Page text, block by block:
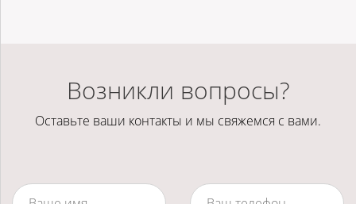
Возникли вопросы?
Оставьте ваши контакты и мы свяжемся с вами.